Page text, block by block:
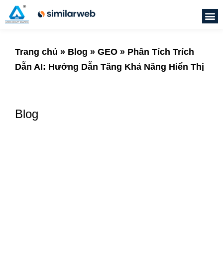
Trang chủ » Blog » GEO » Phân Tích Trích
Dẫn AI: Hướng Dẫn Tăng Khả Năng Hiển Thị
Blog